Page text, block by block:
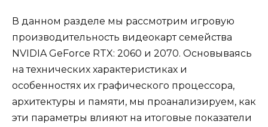
В данном разделе мы рассмотрим игровую
производительность видеокарт семейства
NVIDIA GeForce RTX: 2060 и 2070. Основываясь
на технических характеристиках и
особенностях их графического процессора,
архитектуры и памяти, мы проанализируем, как
эти параметры влияют на итоговые показатели